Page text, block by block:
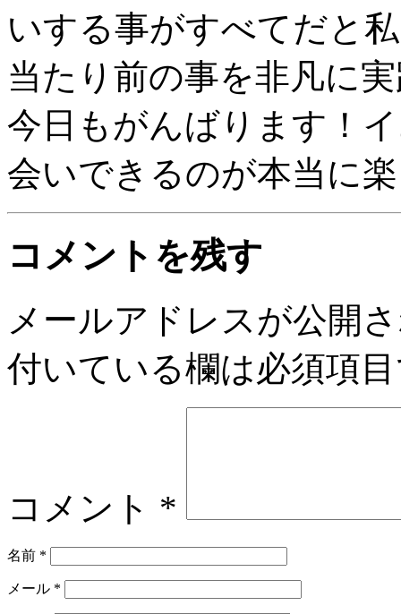
いする事がすべてだと
当たり前の事を非凡に
今日もがんばります！
会いできるのが本当に
コメントを残す
メールアドレスが公開
付いている欄は必須項
コメント *
名前 *
メール *